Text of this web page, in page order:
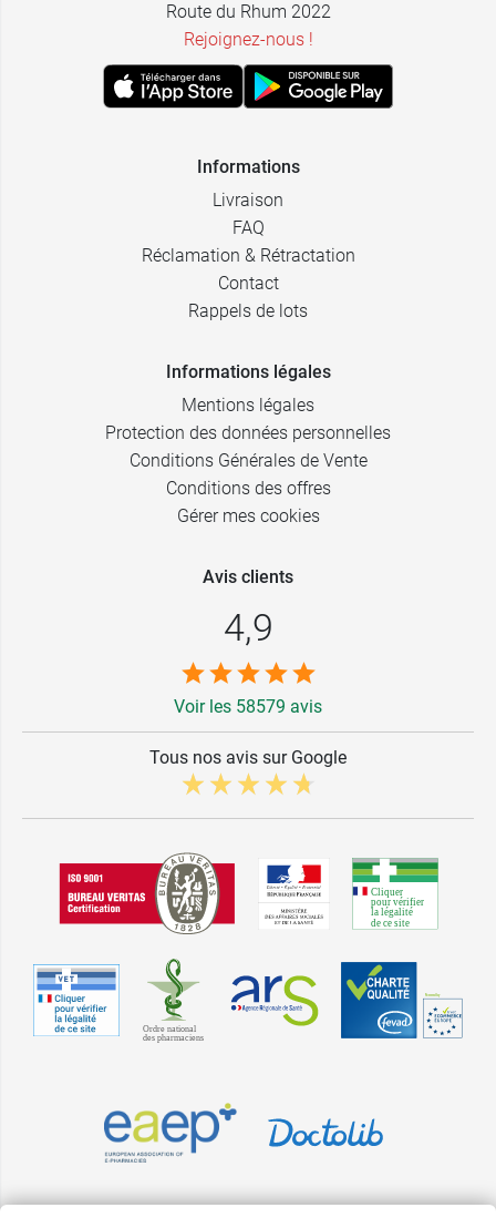
Route du Rhum 2022
Rejoignez-nous !
Informations
Livraison
FAQ
Réclamation & Rétractation
Contact
Rappels de lots
Informations légales
Mentions légales
Protection des données personnelles
Conditions Générales de Vente
Conditions des offres
Gérer mes cookies
Avis clients
4,9
Voir les 58579 avis
Tous nos avis sur Google